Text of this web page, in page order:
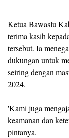
Ketua Bawaslu
terima kasih
tersebut. Ia
dukungan untuk
seiring dengan
2024.
'Kami juga
keamanan dan
pintanya.